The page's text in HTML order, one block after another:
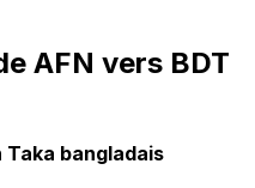
AFN vers BDT
bangladais